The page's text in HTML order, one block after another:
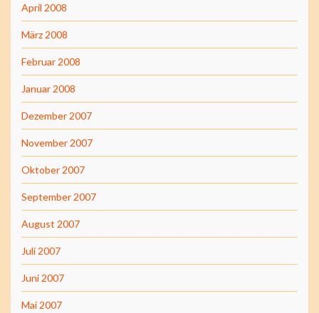
April 2008
März 2008
Februar 2008
Januar 2008
Dezember 2007
November 2007
Oktober 2007
September 2007
August 2007
Juli 2007
Juni 2007
Mai 2007